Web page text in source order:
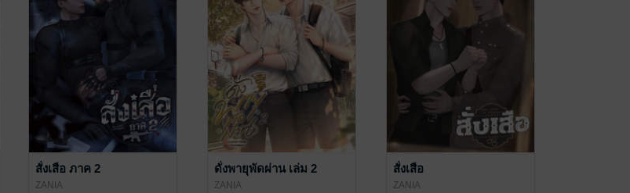
สั่งเสือ ภาค 2
ZANIA
ดั่งพายุพัดผ่าน เล่ม 2
ZANIA
สั่งเสือ
ZANIA